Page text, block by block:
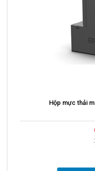
Hộp mực thải